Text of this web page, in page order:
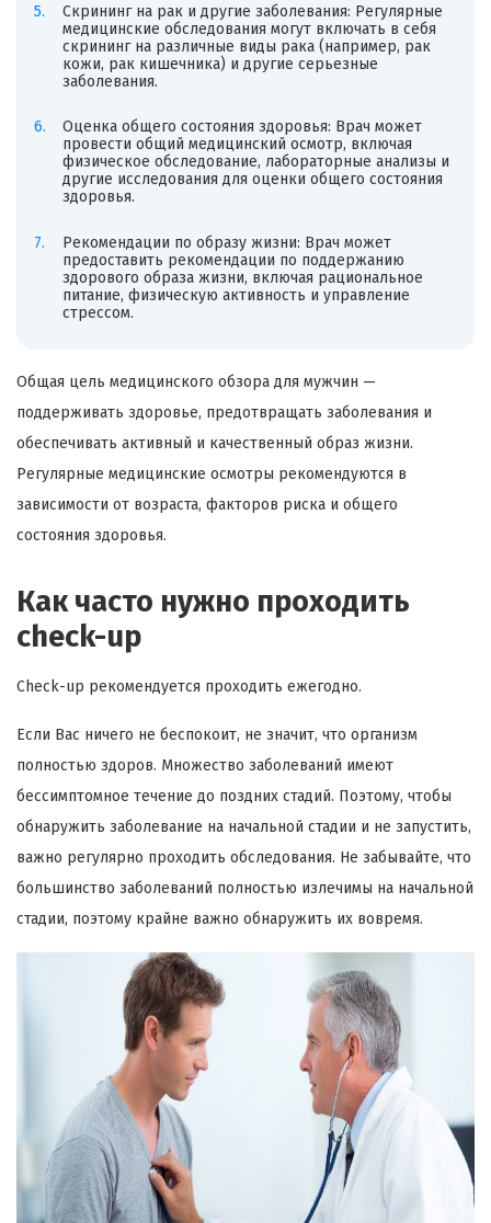
Скрининг на рак и другие заболевания: Регулярные
медицинские обследования могут включать в себя
скрининг на различные виды рака (например, рак
кожи, рак кишечника) и другие серьезные
заболевания.
Оценка общего состояния здоровья: Врач может
провести общий медицинский осмотр, включая
физическое обследование, лабораторные анализы и
другие исследования для оценки общего состояния
здоровья.
Рекомендации по образу жизни: Врач может
предоставить рекомендации по поддержанию
здорового образа жизни, включая рациональное
питание, физическую активность и управление
стрессом.
Общая цель медицинского обзора для мужчин —
поддерживать здоровье, предотвращать заболевания и
обеспечивать активный и качественный образ жизни.
Регулярные медицинские осмотры рекомендуются в
зависимости от возраста, факторов риска и общего
состояния здоровья.
Как часто нужно проходить
check-up
Check-up рекомендуется проходить ежегодно.
Если Вас ничего не беспокоит, не значит, что организм
полностью здоров. Множество заболеваний имеют
бессимптомное течение до поздних стадий. Поэтому, чтобы
обнаружить заболевание на начальной стадии и не запустить,
важно регулярно проходить обследования. Не забывайте, что
большинство заболеваний полностью излечимы на начальной
стадии, поэтому крайне важно обнаружить их вовремя.